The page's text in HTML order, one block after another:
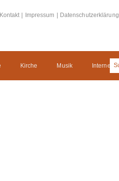
Kontakt Impressum Datenschutzerklärung
Kirche Musik Internes